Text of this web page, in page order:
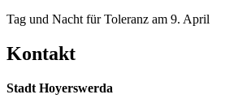
Tag und Nacht für Toleranz am 9. April
Kontakt
Stadt Hoyerswerda